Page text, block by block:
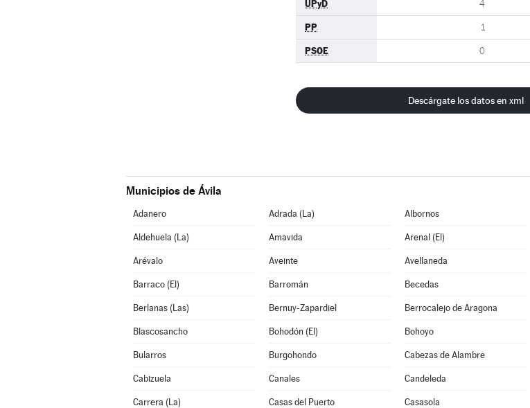
UPyD 4
PP 1
PSOE 0
Descárgate los datos en xml
Municipios de Ávila
Adanero Adrada (La) Albornos
Aldehuela (La) Amavida Arenal (El)
Arévalo Aveinte Avellaneda
Barraco (El) Barromán Becedas
Berlanas (Las) Bernuy-Zapardiel Berrocalejo de Aragona
Blascosancho Bohodón (El) Bohoyo
Bularros Burgohondo Cabezas de Alambre
Cabizuela Canales Candeleda
Carrera (La) Casas del Puerto Casasola